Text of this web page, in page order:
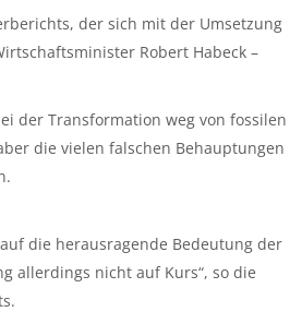
der sich mit der Umsetzung
Robert Habeck –
der Transformation weg von fossilen
die vielen falschen Behauptungen
die herausragende Bedeutung der
allerdings nicht auf Kurs“, so die